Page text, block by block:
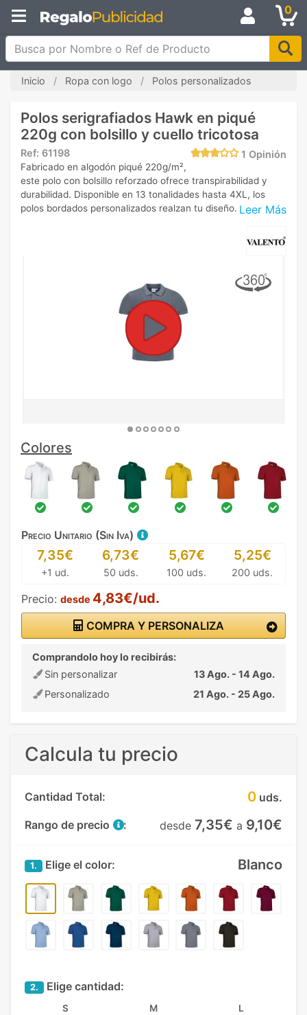
0
Busca por Nombre o Ref de Producto
Inicio Ropa con logo Polos personalizados
Polos serigrafiados Hawk en piqué
220g con bolsillo y cuello tricotosa
Ref: 61198 1 Opinión
Leer Más
Fabricado en algodón piqué 220g/m²,
este polo con bolsillo reforzado ofrece transpirabilidad y
durabilidad. Disponible en 13 tonalidades hasta 4XL, los
polos bordados personalizados realzan tu diseño.
Colores
Precio Unitario (Sin Iva)
7,35€
+1 ud.
6,73€
50 uds.
5,67€
100 uds.
5,25€
200 uds.
Precio: desde 4,83€/ud.
COMPRA Y PERSONALIZA
Comprandolo hoy lo recibirás:
Sin personalizar
13 Ago. - 14 Ago.
Personalizado
21 Ago. - 25 Ago.
Calcula tu precio
Cantidad Total: 0 uds.
Rango de precio
: desde 7,35€ a 9,10€
1. Elige el color: Blanco
2. Elige cantidad:
S M L